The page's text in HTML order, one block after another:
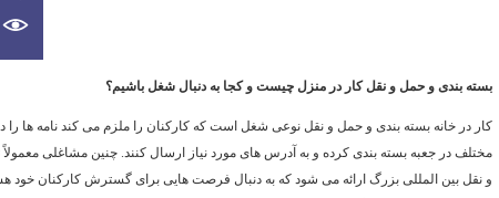
بسته بندی و حمل و نقل کار در منزل چیست و کجا به دنبال شغل باشیم؟
کار در خانه بسته بندی و حمل و نقل نوعی شغل است که کارکنان را ملزم می کند نامه ها را
مختلف در جعبه بسته بندی کرده و به آدرس های مورد نیاز ارسال کنند. چنین مشاغلی
و نقل بین المللی بزرگ ارائه می شود که به دنبال فرصت هایی برای گسترش کارکنان خود